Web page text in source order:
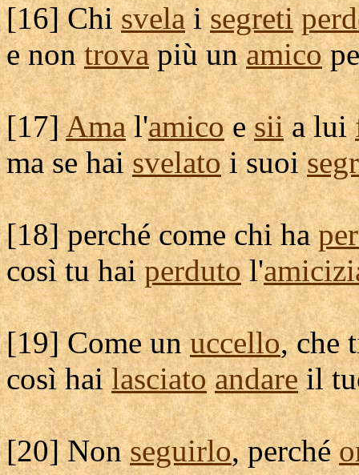
[16] Chisvelaisegreti
e nontrovapiù unamico
[17]Amal'amicoesiia lui
ma se haisvelatoi suoi
[18] perché come chi ha
così tu haiperdutol'
[19] Come unuccello, che
così hailasciato andareil
[20] Nonseguirlo, perché